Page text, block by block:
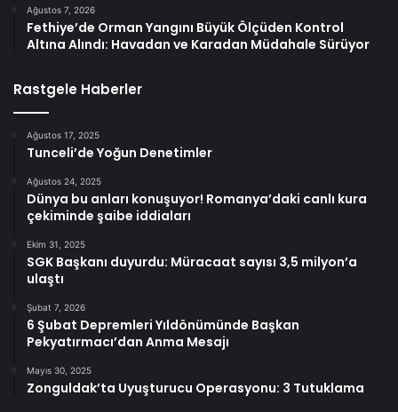
Ağustos 7, 2026
Fethiye’de Orman Yangını Büyük Ölçüden Kontrol
Altına Alındı: Havadan ve Karadan Müdahale Sürüyor
Rastgele Haberler
Ağustos 17, 2025
Tunceli’de Yoğun Denetimler
Ağustos 24, 2025
Dünya bu anları konuşuyor! Romanya’daki canlı kura
çekiminde şaibe iddiaları
Ekim 31, 2025
SGK Başkanı duyurdu: Müracaat sayısı 3,5 milyon’a
ulaştı
Şubat 7, 2026
6 Şubat Depremleri Yıldönümünde Başkan
Pekyatırmacı’dan Anma Mesajı
Mayıs 30, 2025
Zonguldak’ta Uyuşturucu Operasyonu: 3 Tutuklama